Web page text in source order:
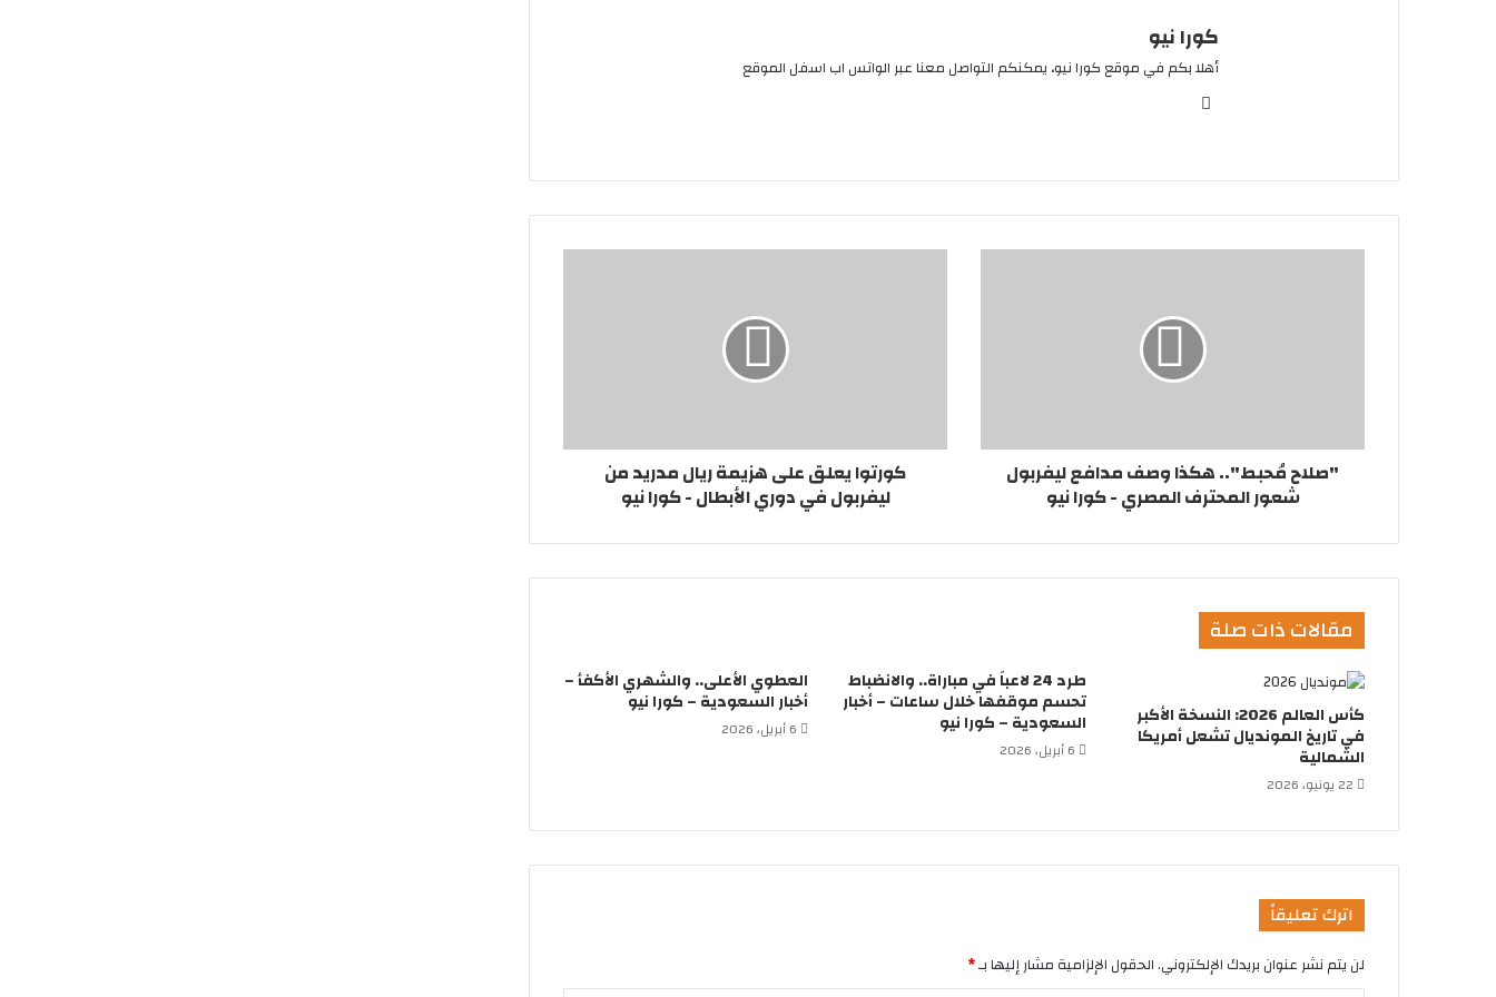
كورا نيو
أهلا بكم في موقع كورا نيو، يمكنكم التواصل معنا عبر الواتس اب اسفل الموقع
"صلاح مُحبط".. هكذا وصف مدافع ليفربول
شعور المحترف المصري - كورا نيو
كورتوا يعلق على هزيمة ريال مدريد من
ليفربول في دوري الأبطال - كورا نيو
مقالات ذات صلة
كأس العالم 2026: النسخة الأكبر
في تاريخ المونديال تشعل أمريكا
الشمالية
22 يونيو، 2026
طرد 24 لاعباً في مباراة.. والانضباط
تحسم موقفها خلال ساعات – أخبار
السعودية – كورا نيو
6 أبريل، 2026
العطوي الأعلى.. والشهري الأكفأ –
أخبار السعودية – كورا نيو
6 أبريل، 2026
اترك تعليقاً
لن يتم نشر عنوان بريدك الإلكتروني.الحقول الإلزامية مشار إليها بـ*